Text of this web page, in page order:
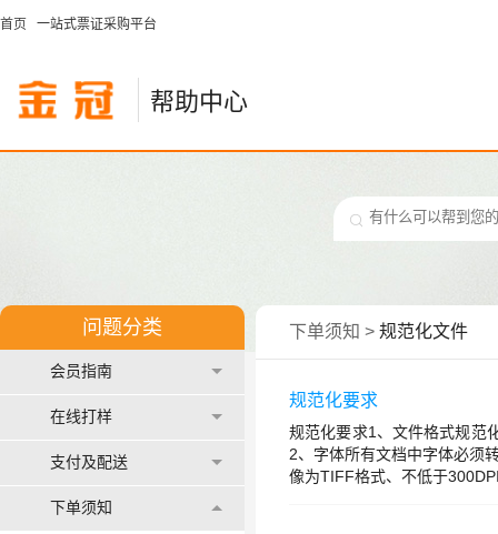
首页 一站式票证采购平台
帮助中心
问题分类
会员指南
在线打样
支付及配送
下单须知
下单须知 > 规范化文件
规范化要求
规范化要求1、文件格式规范
2、字体所有文档中字体必须
像为TIFF格式、不低于